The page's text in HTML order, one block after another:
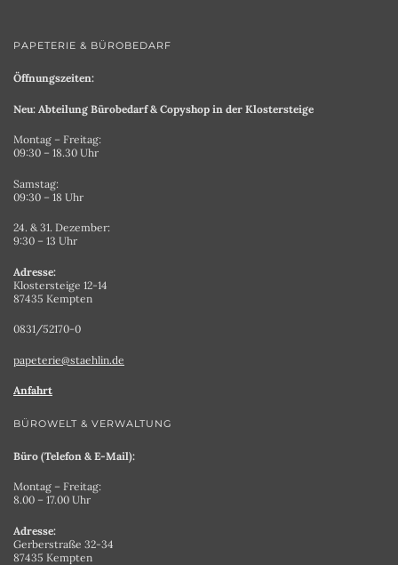
PAPETERIE & BÜROBEDARF
Öffnungszeiten:
Neu: Abteilung Bürobedarf & Copyshop in der Klostersteige
Montag – Freitag:
09:30 – 18.30 Uhr
Samstag:
09:30 – 18 Uhr
24. & 31. Dezember:
9:30 – 13 Uhr
Adresse:
Klostersteige 12-14
87435 Kempten
0831/52170-0
papeterie@staehlin.de
Anfahrt
BÜROWELT & VERWALTUNG
Büro (Telefon & E-Mail):
Montag – Freitag:
8.00 – 17.00 Uhr
Adresse:
Gerberstraße 32-34
87435 Kempten